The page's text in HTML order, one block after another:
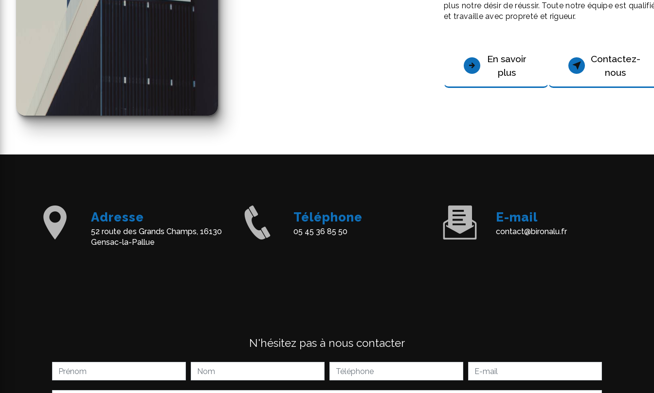
plus notre désir de réussir. Toute notre équipe est
et travaille avec propreté et rigueur.
En savoir
plus
Contactez-
nous
Adresse
52 route des Grands Champs, 16130
Gensac-la-Pallue
Téléphone
05 45 36 85 50
E-mail
contact@bironalu.fr
N'hésitez pas à nous contacter